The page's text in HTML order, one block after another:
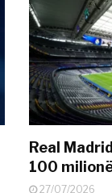
Real
100
27/07/2026